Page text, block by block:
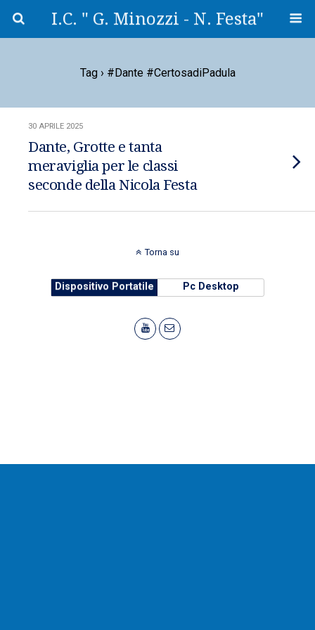
I.C. " G. Minozzi - N. Festa"
Tag › #Dante #CertosadiPadula
30 APRILE 2025
Dante, Grotte e tanta
meraviglia per le classi
seconde della Nicola Festa
Torna su
Dispositivo Portatile Pc Desktop